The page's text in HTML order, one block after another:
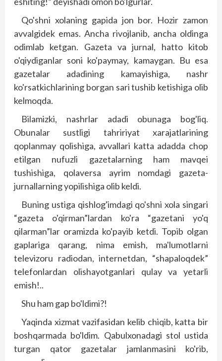
Qo'shni xolaning gapida jon bor. Hozir zamon
avvalgidek emas. Ancha rivojlanib, ancha oldinga
odimlab ketgan. Gazeta va jurnal, hatto kitob
o'qiydiganlar soni ko'paymay, kamaygan. Bu esa
gazetalar adadining kamayishiga, nashr
ko'rsatkichlarining borgan sari tushib ketishiga olib
kelmoqda.
Bilamizki, nashrlar adadi obunaga bog'liq.
Obunalar sustligi tahririyat xarajatlarining
qoplanmay qolishiga, avvallari katta adadda chop
etilgan nufuzli gazetalarning ham mavqei
tushishiga, qolaversa ayrim nomdagi gazeta-
jurnallarning yopilishiga olib keldi.
Buning ustiga qishlog'imdagi qo'shni xola singari
“gazeta o'qirman”lardan ko'ra “gazetani yo'q
qilarman”lar oramizda ko'payib ketdi. Topib olgan
gaplariga qarang, nima emish, ma'lumotlarni
televizoru radiodan, internetdan, “shapaloqdek”
telefonlardan olishayotganlari qulay va yetarli
emish!..
Shu ham gap bo'ldimi?!
Yaqinda xizmat vazifasidan kelib chiqib, katta bir
boshqarmada bo'ldim. Qabulxonadagi stol ustida
turgan qator gazetalar jamlanmasini ko'rib,